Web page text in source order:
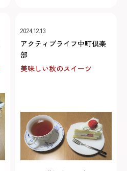
2024.12.13
アクティブライフ中町倶楽
部
美味しい秋のスイーツ